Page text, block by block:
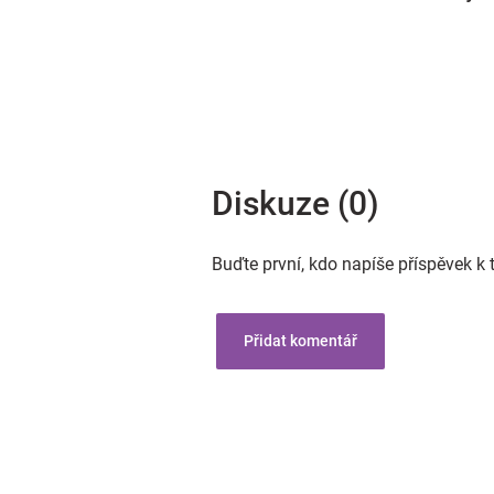
Diskuze (0)
Buďte první, kdo napíše příspěvek k
Přidat komentář